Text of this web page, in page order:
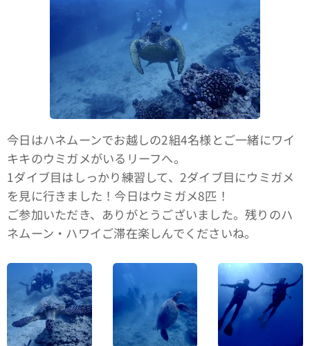
今日はハネムーンでお越しの2組4名様とご一緒にワイ
キキのウミガメがいるリーフへ。
1ダイブ目はしっかり練習して、2ダイブ目にウミガメ
を見に行きました！今日はウミガメ8匹！
ご参加いただき、ありがとうございました。残りのハ
ネムーン・ハワイご滞在楽しんでくださいね。